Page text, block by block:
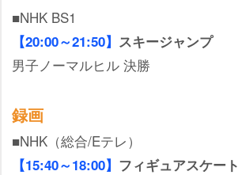
■NHK BS1
【20:00～21:50】 スキージャンプ
男子ノーマルヒル 決勝
録画
■NHK（総合/Eテレ）
【15:40～18:00】 フィギュアスケート